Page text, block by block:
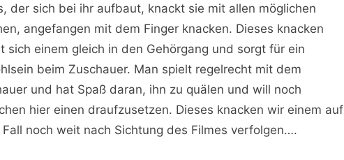
der sich bei ihr aufbaut, knackt sie mit allen möglichen
angefangen mit dem Finger knacken. Dieses knacken
sich einem gleich in den Gehörgang und sorgt für ein
beim Zuschauer. Man spielt regelrecht mit dem
und hat Spaß daran, ihn zu quälen und will noch
hier einen draufzusetzen. Dieses knacken wir einem auf
Fall noch weit nach Sichtung des Filmes verfolgen….